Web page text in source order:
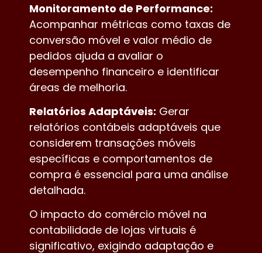
Monitoramento de Performance:
Acompanhar métricas como taxas de
conversão móvel e valor médio de
pedidos ajuda a avaliar o
desempenho financeiro e identificar
áreas de melhoria.
Relatórios Adaptáveis: Gerar
relatórios contábeis adaptáveis que
considerem transações móveis
específicas e comportamentos de
compra é essencial para uma análise
detalhada.
O impacto do comércio móvel na
contabilidade de lojas virtuais é
significativo, exigindo adaptação e